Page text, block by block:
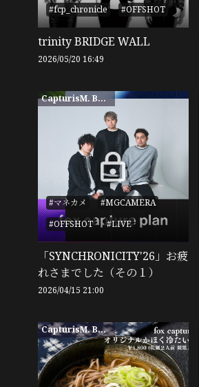
#fcp_chronicle
#OFFSHOT
trinity BRIDGE WALL
2026/05/20 16:49
CapturisM. BASE限定
#マネカメ
#MGCAMERA
#OFFSHOT
#LIVE
「SYNCHRONICITY'26」お疲
れさまでした（その１）
2026/04/15 21:00
CapturisM. BASE限定